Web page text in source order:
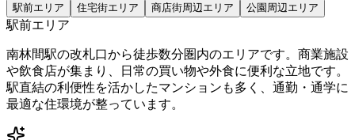
駅前エリア 住宅街エリア 商店街周辺エリア 公園周辺エリア
駅前エリア
南林間駅の改札口から徒歩数分圏内のエリアです。商業施設
や飲食店が集まり、日常の買い物や外食に便利な立地です。
駅直結の利便性を活かしたマンションも多く、通勤・通学に
最適な住環境が整っています。